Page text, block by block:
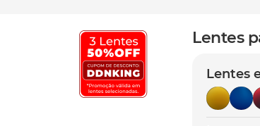
Lentes
Lentes